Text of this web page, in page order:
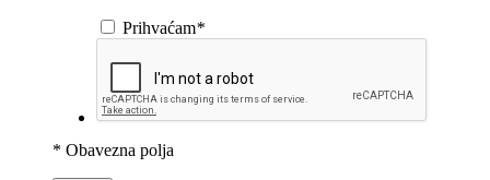
Prihvaćam*
* Obavezna polja